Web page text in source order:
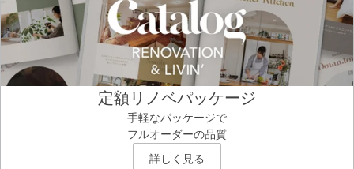
定額リノベパッケージ
手軽なパッケージで
フルオーダーの品質
詳しく見る